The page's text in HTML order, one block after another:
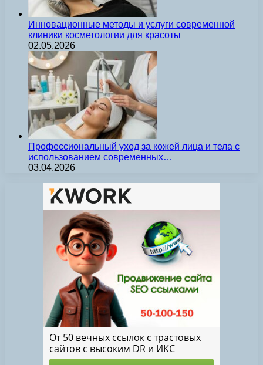
Инновационные методы и услуги современной
клиники косметологии для красоты
02.05.2026
Профессиональный уход за кожей лица и тела с
использованием современных…
03.04.2026